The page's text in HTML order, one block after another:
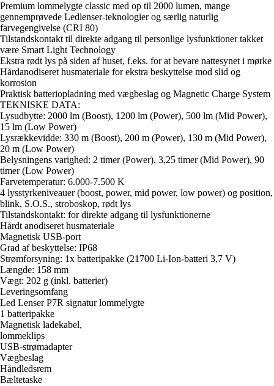
Premium lommelygte classic med op til 2000 lumen, mange
gennemprøvede Ledlenser-teknologier og særlig naturlig
farvegengivelse (CRI 80)
Tilstandskontakt til direkte adgang til personlige lysfunktioner takket
være Smart Light Technology
Ekstra rødt lys på siden af huset, f.eks. for at bevare nattesynet i mørke
Hårdanodiseret husmateriale for ekstra beskyttelse mod slid og
korrosion
Praktisk batteriopladning med vægbeslag og Magnetic Charge System
TEKNISKE DATA:
Lysudbytte: 2000 lm (Boost), 1200 lm (Power), 500 lm (Mid Power),
15 lm (Low Power)
Lysrækkevidde: 330 m (Boost), 200 m (Power), 130 m (Mid Power),
20 m (Low Power)
Belysningens varighed: 2 timer (Power), 3,25 timer (Mid Power), 90
timer (Low Power)
Farvetemperatur: 6.000-7.500 K
4 lysstyrkeniveauer (boost, power, mid power, low power) og position,
blink, S.O.S., stroboskop, rødt lys
Tilstandskontakt: for direkte adgang til lysfunktionerne
Hårdt anodiseret husmateriale
Magnetisk USB-port
Grad af beskyttelse: IP68
Strømforsyning: 1x batteripakke (21700 Li-Ion-batteri 3,7 V)
Længde: 158 mm
Vægt: 202 g (inkl. batterier)
Leveringsomfang
Led Lenser P7R signatur lommelygte
1 batteripakke
Magnetisk ladekabel,
lommeklips
USB-strømadapter
Vægbeslag
Håndledsrem
Bæltetaske